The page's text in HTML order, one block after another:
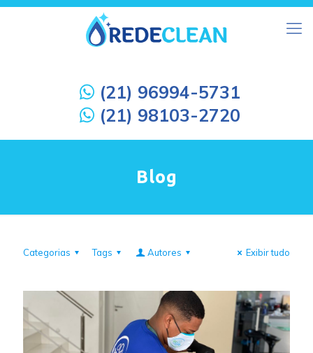
(21) 96994-5731
(21) 98103-2720
Blog
Categorias Tags Autores Exibir tudo